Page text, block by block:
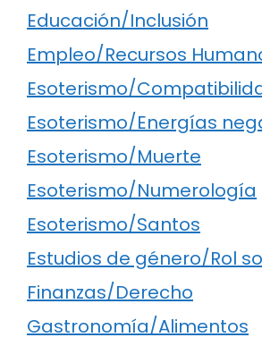
Educación/Inclusión
Empleo/Recursos
Esoterismo/
Esoterismo/Energías
Esoterismo/Muerte
Esoterismo/Numerología
Esoterismo/Santos
Estudios de género/Rol
Finanzas/Derecho
Gastronomía/Alimentos